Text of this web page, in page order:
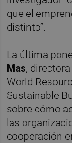
que el
distinto”.
La última
Mas, directora
World
Sustainable
sobre cómo
las
cooperación